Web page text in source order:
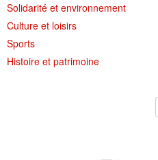
Solidarité et environnement
Culture et loisirs
Sports
Histoire et patrimoine